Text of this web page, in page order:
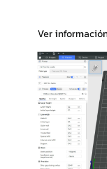
Ver